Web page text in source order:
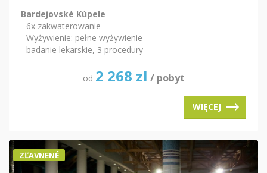
Bardejovské Kúpele
- 6x zakwaterowanie
- Wyżywienie: pełne wyżywienie
- badanie lekarskie, 3 procedury
od 2 268 zl / pobyt
WIĘCEJ
ZĽAVNENÉ